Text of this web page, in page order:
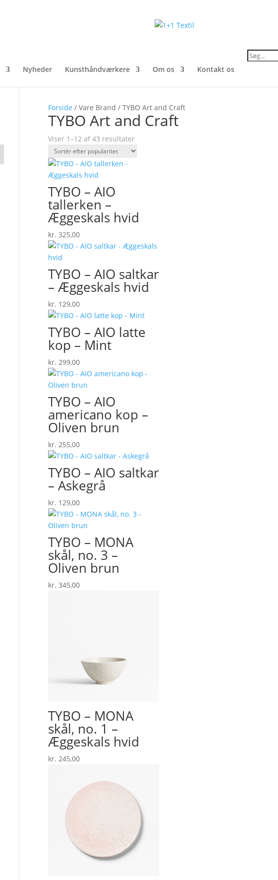
Nyheder Kunsthåndværkere Om os Kontakt os
Products
search
Forside / Vare Brand / TYBO Art and Craft
TYBO Art and Craft
Viser 1–12 af 43 resultaterSorteret
efter
TYBO – AIO
tallerken –
Æggeskals hvid
kr. 325,00
TYBO – AIO saltkar
– Æggeskals hvid
kr. 129,00
TYBO – AIO latte
kop – Mint
kr. 299,00
TYBO – AIO
americano kop –
Oliven brun
kr. 255,00
TYBO – AIO saltkar
– Askegrå
kr. 129,00
TYBO – MONA
skål, no. 3 –
Oliven brun
kr. 345,00
TYBO – MONA
skål, no. 1 –
Æggeskals hvid
kr. 245,00